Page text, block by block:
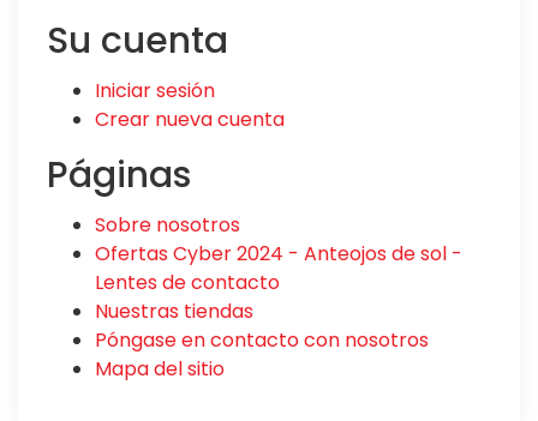
Su cuenta
Iniciar sesión
Crear nueva cuenta
Páginas
Sobre nosotros
Ofertas Cyber 2024 - Anteojos de sol -
Lentes de contacto
Nuestras tiendas
Póngase en contacto con nosotros
Mapa del sitio